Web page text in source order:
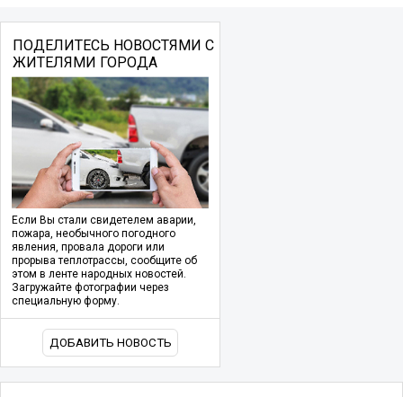
ПОДЕЛИТЕСЬ НОВОСТЯМИ С
ЖИТЕЛЯМИ ГОРОДА
Если Вы стали свидетелем аварии,
пожара, необычного погодного
явления, провала дороги или
прорыва теплотрассы, сообщите об
этом в ленте народных новостей.
Загружайте фотографии через
специальную форму.
ДОБАВИТЬ НОВОСТЬ